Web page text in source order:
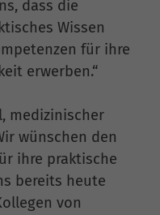
dass die
Wissen
für ihre
erwerben.“
medizinischer
wünschen den
ihre praktische
bereits heute
von